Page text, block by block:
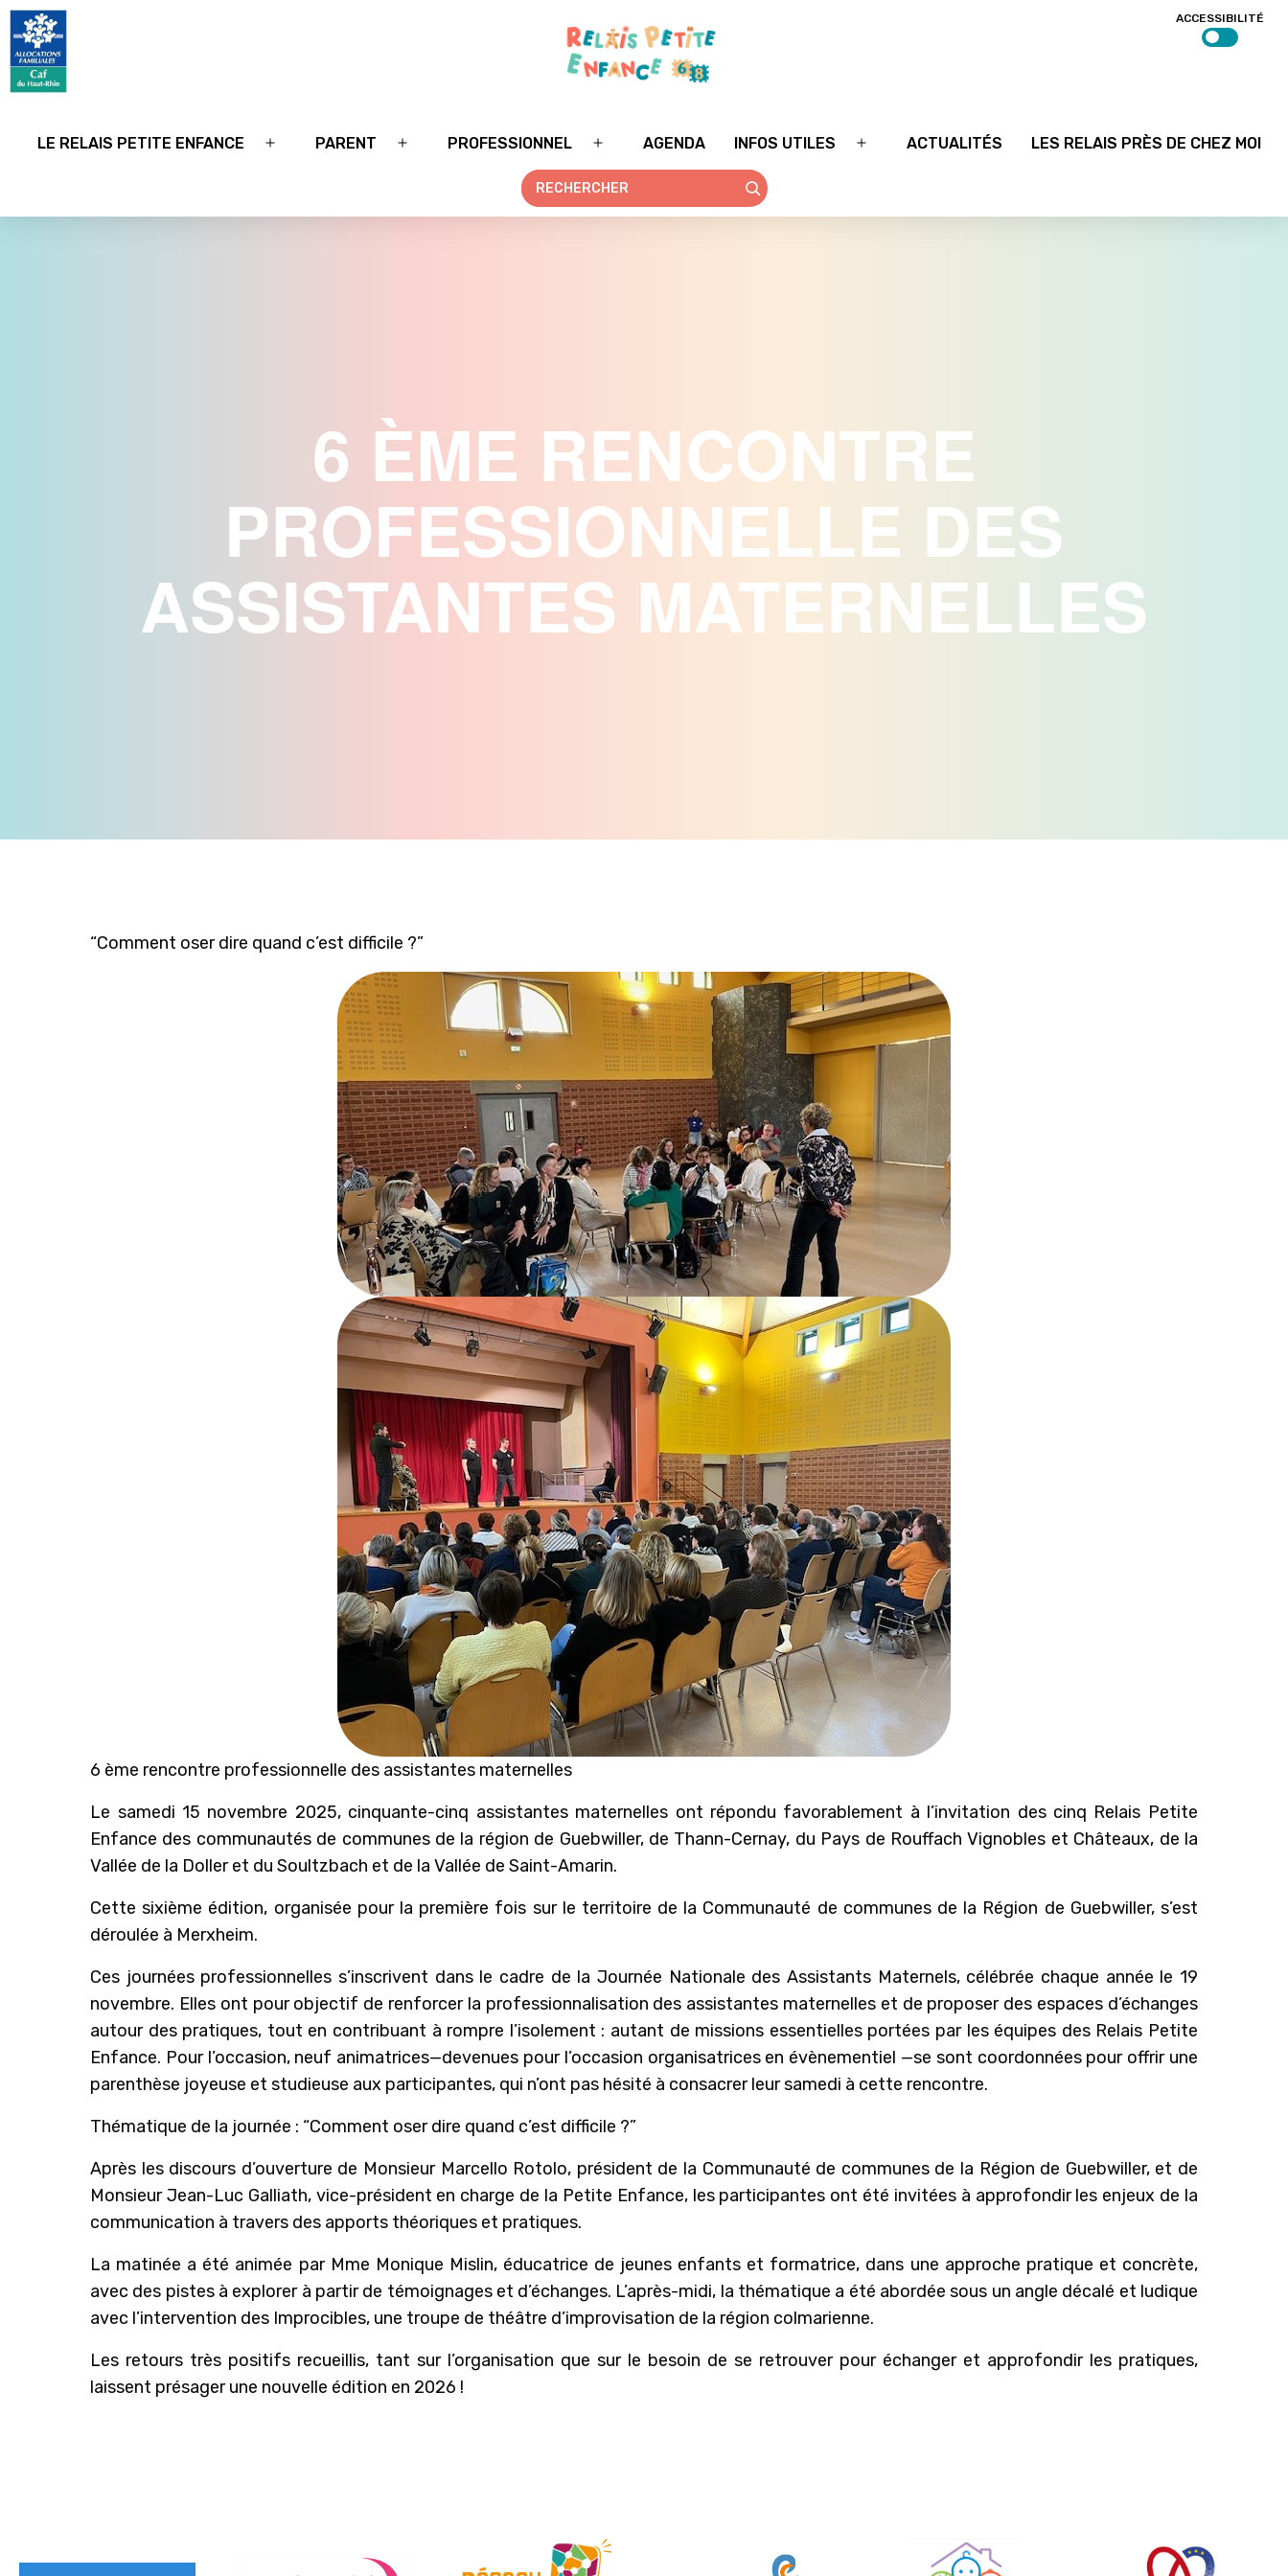
Relais
enfance
LE RELAIS PETITE ENFANCE
OuvrirPARENT
OuvrirPROFESSIONNEL
Ouvrir
le
menu
AGENDA INFOS UTILES
OuvrirACTUALITÉS LES RELAIS PRÈS DE CHEZ MOI
ACCESSIBILITÉ
6 ÈME RENCONTRE
PROFESSIONNELLE DES
ASSISTANTES MATERNELLES
“Comment oser dire quand c’est difficile ?”
6 ème rencontre professionnelle des assistantes maternelles
Le samedi 15 novembre 2025, cinquante-cinq assistantes maternelles ont répondu favorablement à l’invitation des cinq Relais Petite
Enfance des communautés de communes de la région de Guebwiller, de Thann-Cernay, du Pays de Rouffach Vignobles et Châteaux, de la
Vallée de la Doller et du Soultzbach et de la Vallée de Saint-Amarin.
Cette sixième édition, organisée pour la première fois sur le territoire de la Communauté de communes de la Région de Guebwiller, s’est
déroulée à Merxheim.
Ces journées professionnelles s’inscrivent dans le cadre de la Journée Nationale des Assistants Maternels, célébrée chaque année le 19
novembre. Elles ont pour objectif de renforcer la professionnalisation des assistantes maternelles et de proposer des espaces d’échanges
autour des pratiques, tout en contribuant à rompre l’isolement : autant de missions essentielles portées par les équipes des Relais Petite
Enfance. Pour l’occasion, neuf animatrices—devenues pour l’occasion organisatrices en évènementiel —se sont coordonnées pour offrir une
parenthèse joyeuse et studieuse aux participantes, qui n’ont pas hésité à consacrer leur samedi à cette rencontre.
Thématique de la journée : “Comment oser dire quand c’est difficile ?”
Après les discours d’ouverture de Monsieur Marcello Rotolo, président de la Communauté de communes de la Région de Guebwiller, et de
Monsieur Jean-Luc Galliath, vice-président en charge de la Petite Enfance, les participantes ont été invitées à approfondir les enjeux de la
communication à travers des apports théoriques et pratiques.
La matinée a été animée par Mme Monique Mislin, éducatrice de jeunes enfants et formatrice, dans une approche pratique et concrète,
avec des pistes à explorer à partir de témoignages et d’échanges. L’après-midi, la thématique a été abordée sous un angle décalé et ludique
avec l’intervention des Improcibles, une troupe de théâtre d’improvisation de la région colmarienne.
Les retours très positifs recueillis, tant sur l’organisation que sur le besoin de se retrouver pour échanger et approfondir les pratiques,
laissent présager une nouvelle édition en 2026 !